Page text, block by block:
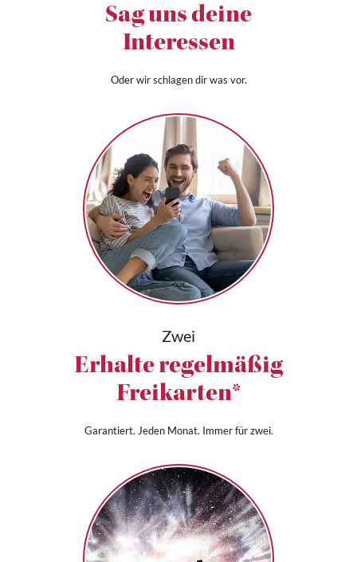
Sag uns deine
Interessen
Oder wir schlagen dir was vor.
Zwei
Erhalte regelmäßig
Freikarten*
Garantiert. Jeden Monat. Immer für zwei.